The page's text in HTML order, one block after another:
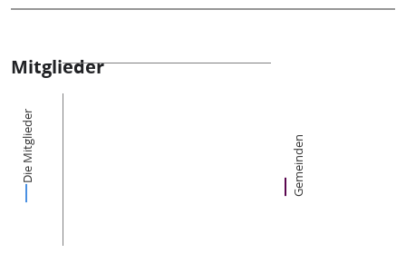
Mitglieder
Die Mitglieder Gemeinden